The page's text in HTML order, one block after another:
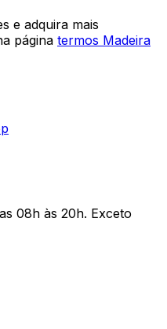
e adquira mais
página termos Madeira
08h às 20h. Exceto